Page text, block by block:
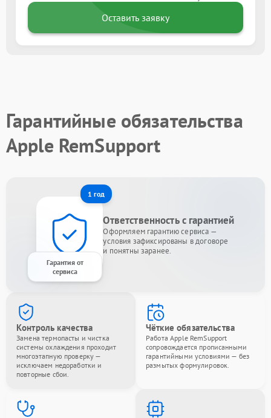
Оставить заявку
Гарантийные обязательства
Apple RemSupport
1 год
Гарантия от
сервиса
Ответственность с гарантией
Оформляем гарантию сервиса —
условия зафиксированы в договоре
и понятны заранее.
Контроль качества
Замена термопасты и чистка
системы охлаждения проходит
многоэтапную проверку —
исключаем недоработки и
повторные сбои.
Чёткие обязательства
Работа Apple RemSupport
сопровождается прописанными
гарантийными условиями — без
размытых формулировок.